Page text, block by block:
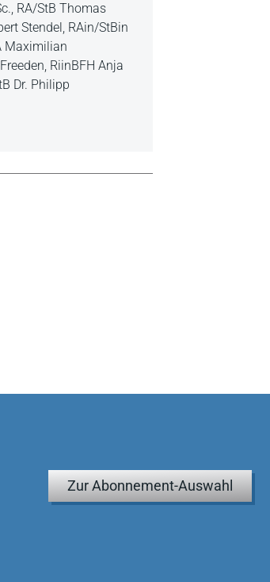
RA/StB Thomas
Stendel, RAin/StBin
Maximilian
RiinBFH Anja
Dr. Philipp
Zur Abonnement-Auswahl